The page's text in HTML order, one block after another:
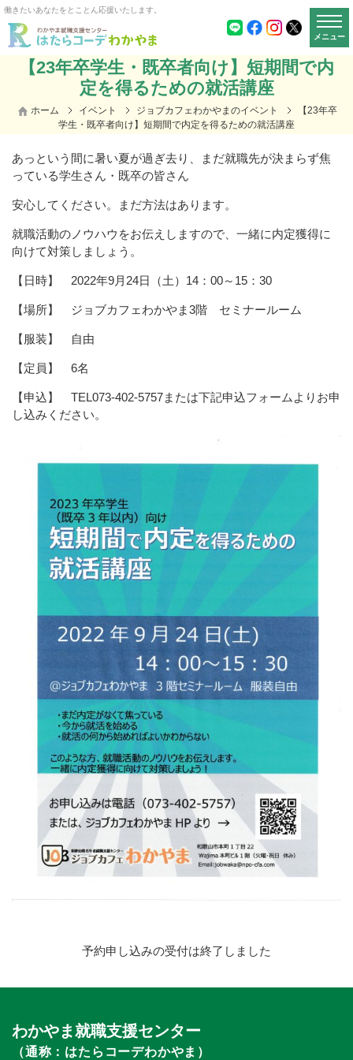
働きたいあなたをとことん応援いたします。
メニュー
【23年卒学生・既卒者向け】短期間で内
定を得るための就活講座
ホーム イベント ジョブカフェわかやまのイベント
【23年卒
学生・既卒者向け】短期間で内定を得るための就活講座
あっという間に暑い夏が過ぎ去り、まだ就職先が決まらず焦
っている学生さん・既卒の皆さん
安心してください。まだ方法はあります。
就職活動のノウハウをお伝えしますので、一緒に内定獲得に
向けて対策しましょう。
【日時】 2022年9月24日（土）14：00～15：30
【場所】 ジョブカフェわかやま3階 セミナールーム
【服装】 自由
【定員】 6名
【申込】 TEL073-402-5757または下記申込フォームよりお申
し込みください。
予約申し込みの受付は終了しました
わかやま就職支援センター
（通称：はたらコーデわかやま）